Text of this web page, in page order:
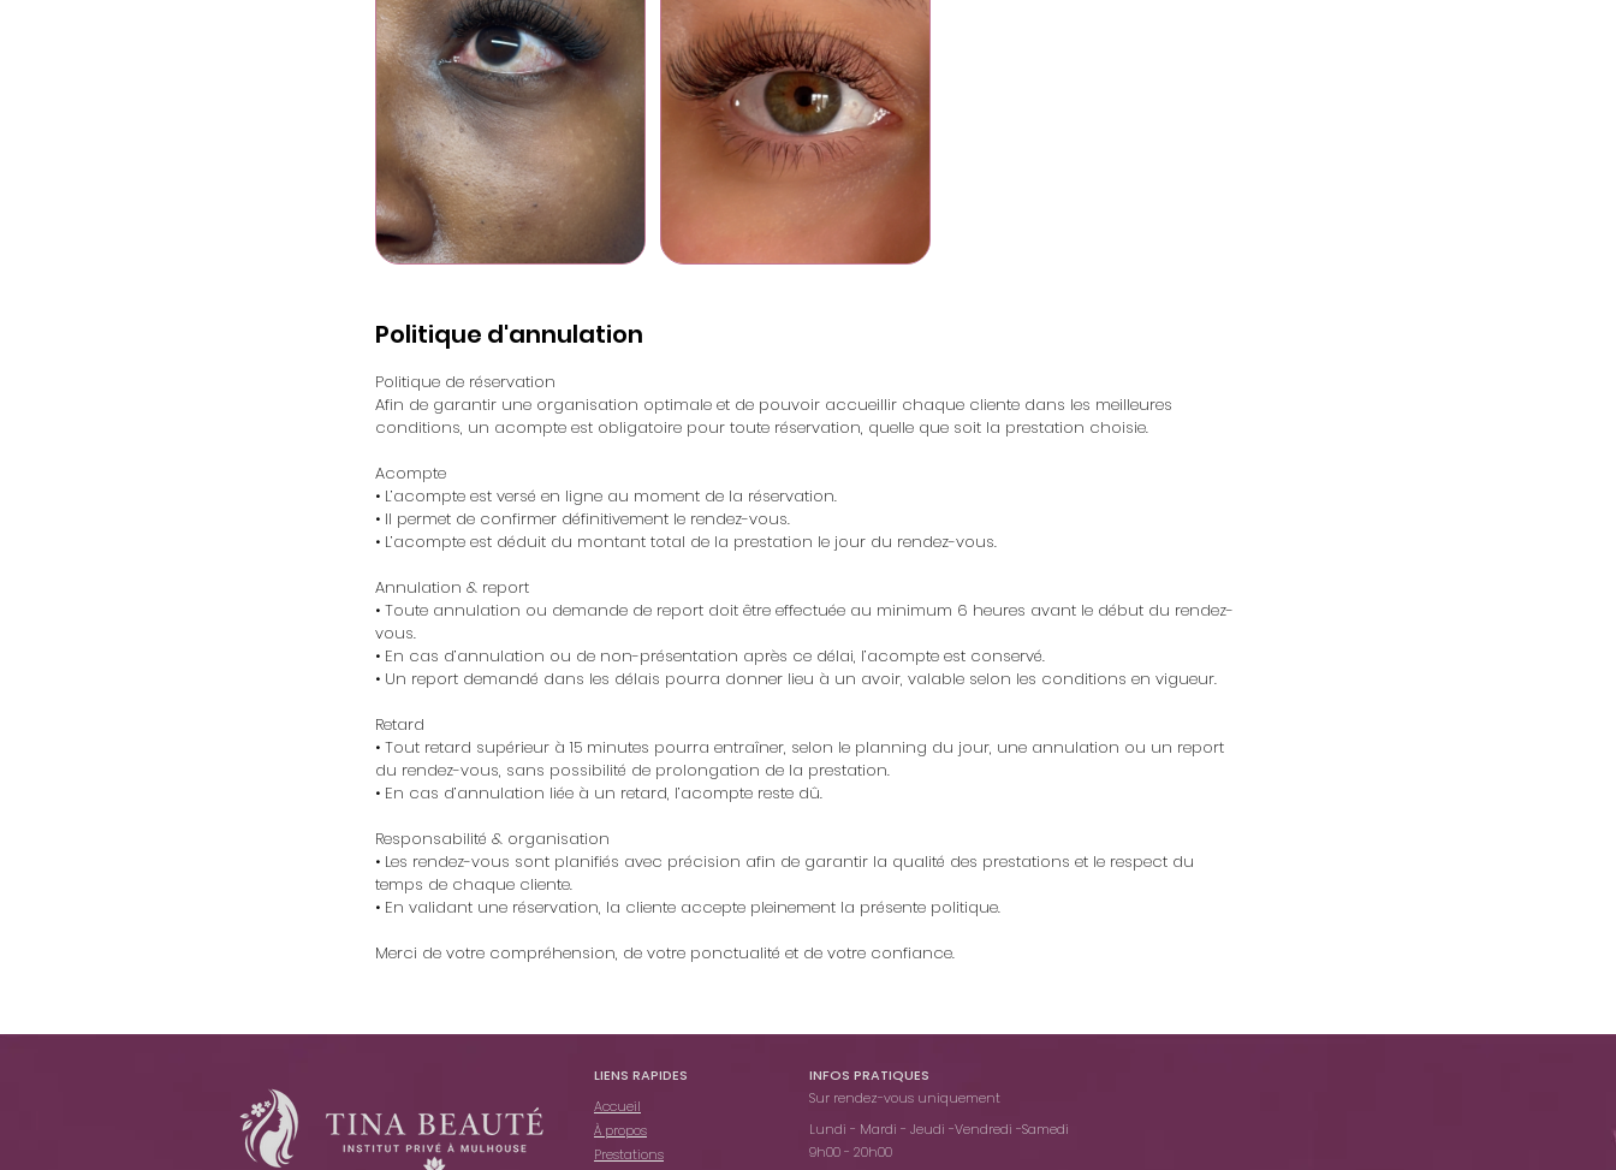
Politique d'annulation
Politique de réservation
Afin de garantir une organisation optimale et de pouvoir accueillir chaque cliente dans les meilleures
conditions, un acompte est obligatoire pour toute réservation, quelle que soit la prestation choisie.
Acompte
• L’acompte est versé en ligne au moment de la réservation.
• Il permet de confirmer définitivement le rendez-vous.
• L’acompte est déduit du montant total de la prestation le jour du rendez-vous.
Annulation & report
• Toute annulation ou demande de report doit être effectuée au minimum 6 heures avant le début du rendez-
vous.
• En cas d’annulation ou de non-présentation après ce délai, l’acompte est conservé.
• Un report demandé dans les délais pourra donner lieu à un avoir, valable selon les conditions en vigueur.
Retard
• Tout retard supérieur à 15 minutes pourra entraîner, selon le planning du jour, une annulation ou un report
du rendez-vous, sans possibilité de prolongation de la prestation.
• En cas d’annulation liée à un retard, l’acompte reste dû.
Responsabilité & organisation
• Les rendez-vous sont planifiés avec précision afin de garantir la qualité des prestations et le respect du
temps de chaque cliente.
• En validant une réservation, la cliente accepte pleinement la présente politique.
Merci de votre compréhension, de votre ponctualité et de votre confiance.
LIENS RAPIDES
Accueil
À propos
Prestations
INFOS PRATIQUES​
Sur rendez-vous uniquement
Lundi - Mardi - Jeudi -Vendredi -Samedi
9h00 - 20h00